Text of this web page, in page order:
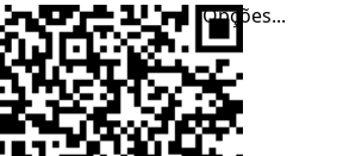
Opções...